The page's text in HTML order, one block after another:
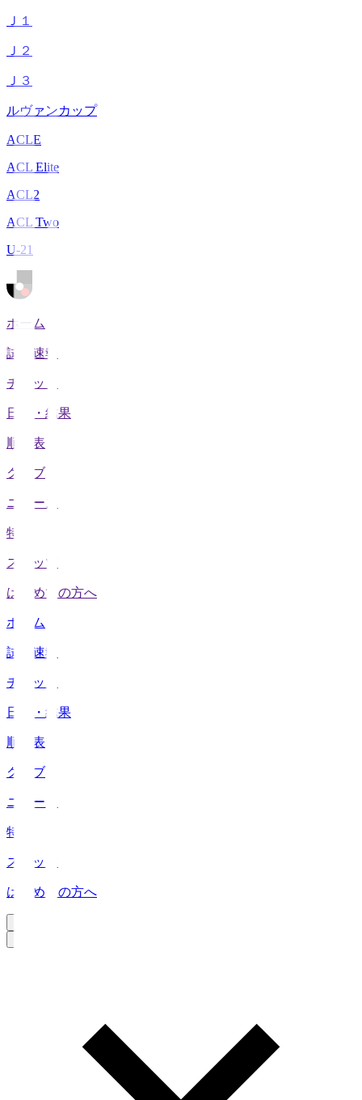
Ｊ１
Ｊ２
Ｊ３
ルヴァンカップ
ACLE
ACL Elite
ACL2
ACL Two
U-21
ホーム
試合速報
チケット
日程・結果
順位表
クラブ
ニュース
特集
スタッツ
はじめての方へ
ホーム
試合速報
チケット
日程・結果
順位表
クラブ
ニュース
特集
スタッツ
はじめての方へ